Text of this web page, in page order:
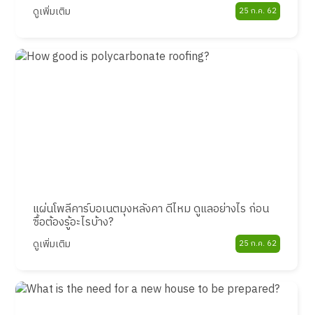
ดูเพิ่มเติม 25 ก.ค. 62
แผ่นโพลีคาร์บอเนตมุงหลังคา ดีไหม ดูแลอย่างไร ก่อน
ซื้อต้องรู้อะไรบ้าง?
ดูเพิ่มเติม 25 ก.ค. 62